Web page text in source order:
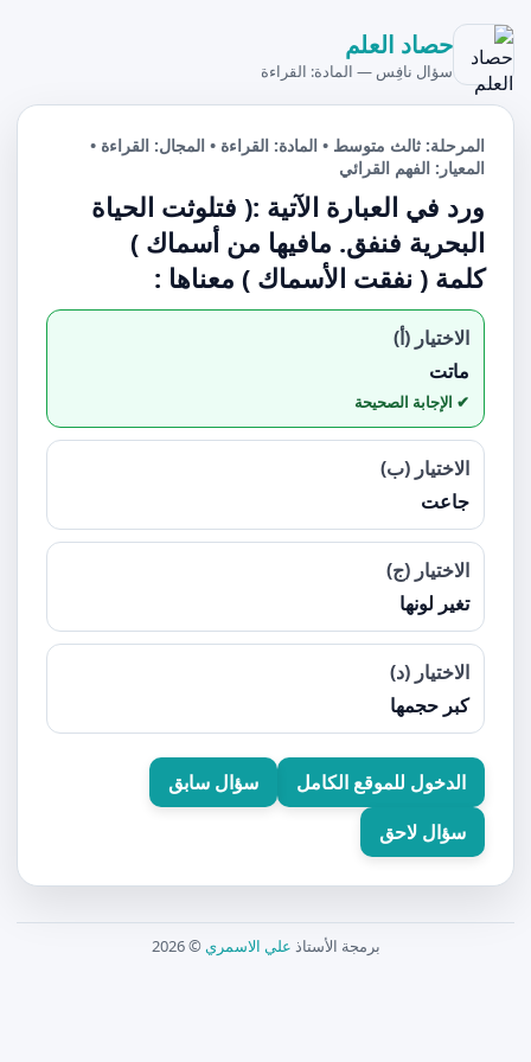
حصاد العلم
سؤال نافِس — المادة: القراءة
المرحلة: ثالث متوسط • المادة: القراءة • المجال: القراءة •
المعيار: الفهم القرائي
ورد في العبارة الآتية :( فتلوثت الحياة
البحرية فنفق. مافيها من أسماك )
كلمة ( نفقت الأسماك ) معناها :
الاختيار (أ)
ماتت
الاختيار (ب)
جاعت
الاختيار (ج)
تغير لونها
الاختيار (د)
كبر حجمها
الدخول للموقع الكامل
سؤال سابق
سؤال لاحق
برمجة الأستاذ علي الاسمري © 2026